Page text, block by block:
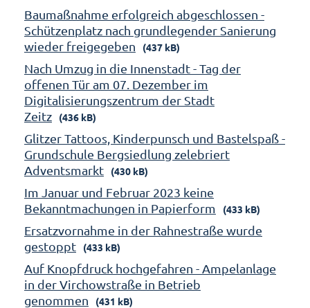
Baumaßnahme erfolgreich abgeschlossen -
Schützenplatz nach grundlegender Sanierung
wieder freigegeben
(437 kB)
Nach Umzug in die Innenstadt - Tag der
offenen Tür am 07. Dezember im
Digitalisierungszentrum der Stadt
Zeitz
(436 kB)
Glitzer Tattoos, Kinderpunsch und Bastelspaß -
Grundschule Bergsiedlung zelebriert
Adventsmarkt
(430 kB)
Im Januar und Februar 2023 keine
Bekanntmachungen in Papierform
(433 kB)
Ersatzvornahme in der Rahnestraße wurde
gestoppt
(433 kB)
Auf Knopfdruck hochgefahren - Ampelanlage
in der Virchowstraße in Betrieb
genommen
(431 kB)